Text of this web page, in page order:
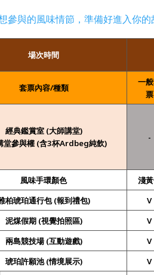
參與的風味情節，準備好進入你的
場次時間
套票內容/種類
一
票
經典鑑賞室 (大師講堂)
堂參與權 (含3杯Ardbeg純飲)
-
風味手環顏色
淺
柏琥珀通行包 (報到禮包)
V
泥煤假期 (視覺拍照區)
V
兩島競技場 (互動遊戲)
V
琥珀許願池(情境展示) V